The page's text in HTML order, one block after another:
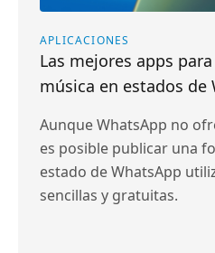
APLICACIONES
Las mejores apps
música en estados de
Aunque WhatsApp no
es posible publicar una
estado de WhatsApp
sencillas y gratuitas.